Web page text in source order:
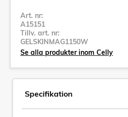
Art. nr:
A15151
Tillv. art. nr:
GELSKINMAG1150W
Se alla produkter inom Celly
Specifikation